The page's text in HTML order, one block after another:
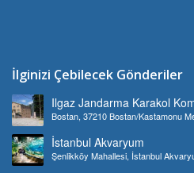
İlginizi Çebilecek Gönderiler
Ilgaz Jandarma Karakol
Bostan, 37210 Bostan/Kastamonu
İstanbul Akvaryum
Şenlikköy Mahallesi, İstanbul